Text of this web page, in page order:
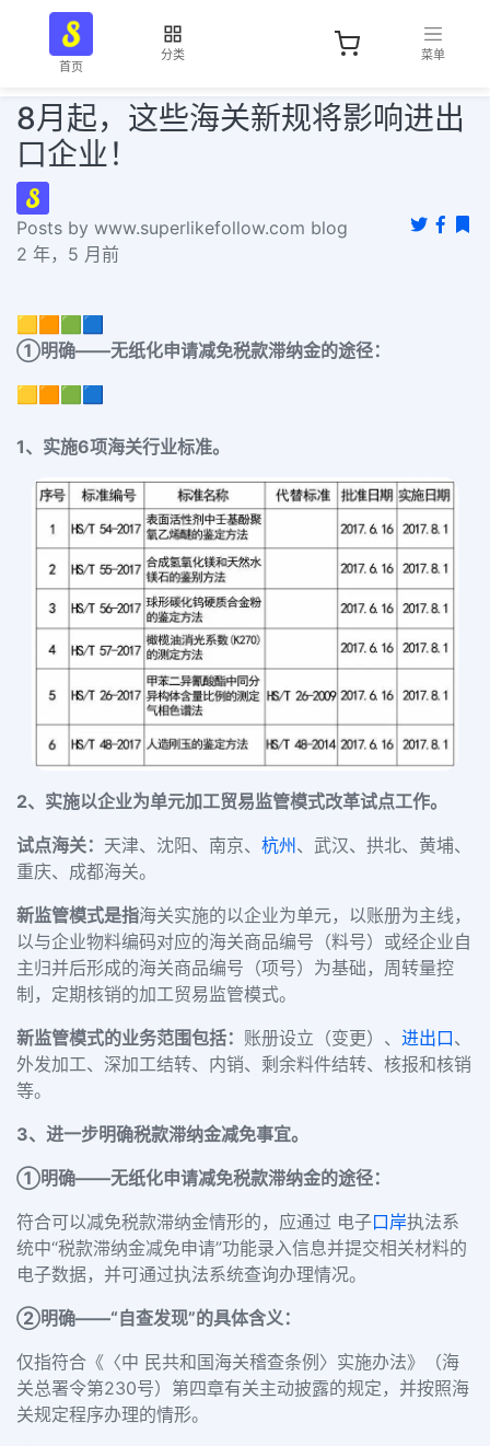
首页
分类 菜单
8月起，这些海关新规将影响进出
口企业！
Posts by www.superlikefollow.com blog
2 年，5 月前
🟨🟧🟩🟦
①明确——无纸化申请减免税款滞纳金的途径：
🟨🟧🟩🟦
1、实施6项海关行业标准。
2、实施以企业为单元加工贸易监管模式改革试点工作。
试点海关： 天津、沈阳、南京、 杭州 、武汉、拱北、黄埔、
重庆、成都海关。
新监管模式是指海关实施的以企业为单元，以账册为主线，
以与企业物料编码对应的海关商品编号（料号）或经企业自
主归并后形成的海关商品编号（项号）为基础，周转量控
制，定期核销的加工贸易监管模式。
新监管模式的业务范围包括： 账册设立（变更）、 进出口、
外发加工、深加工结转、内销、剩余料件结转、核报和核销
等。
3、进一步明确税款滞纳金减免事宜。
①明确——无纸化申请减免税款滞纳金的途径：
符合可以减免税款滞纳金情形的，应通过 电子口岸执法系
统中“税款滞纳金减免申请”功能录入信息并提交相关材料的
电子数据，并可通过执法系统查询办理情况。
②明确——“自查发现”的具体含义：
仅指符合《〈中 民共和国海关稽查条例〉实施办法》（海
关总署令第230号）第四章有关主动披露的规定，并按照海
关规定程序办理的情形。